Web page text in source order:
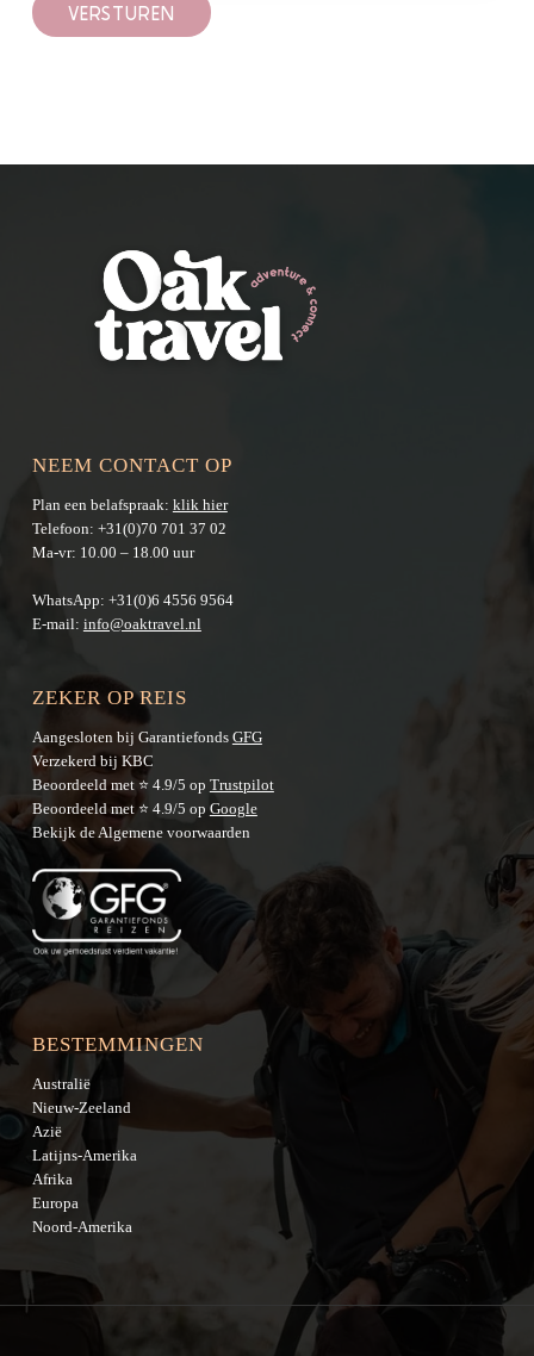
VERSTUREN
NEEM CONTACT OP
Plan een belafspraak: klik hier
Telefoon: +31(0)70 701 37 02
Ma-vr: 10.00 – 18.00 uur
WhatsApp: +31(0)6 4556 9564
E-mail: info@oaktravel.nl
ZEKER OP REIS
Aangesloten bij Garantiefonds GFG
Verzekerd bij KBC
Beoordeeld met ⭐ 4.9/5 op Trustpilot
Beoordeeld met ⭐ 4.9/5 op Google
Bekijk deAlgemene voorwaarden
BESTEMMINGEN
Australië
Nieuw-Zeeland
Azië
Latijns-Amerika
Afrika
Europa
Noord-Amerika